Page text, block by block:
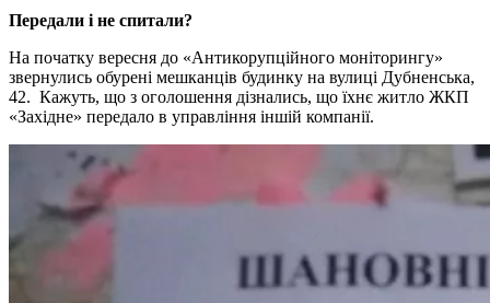
Передали і не спитали?
На початку вересня до «Антикорупційного моніторингу»
звернулись обурені мешканців будинку на вулиці Дубненська,
42. Кажуть, що з оголошення дізнались, що їхнє житло ЖКП
«Західне» передало в управління іншій компанії.